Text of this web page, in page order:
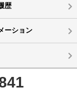
歴
ーション